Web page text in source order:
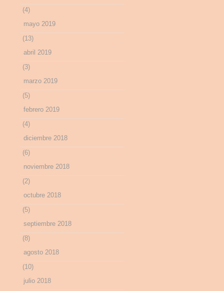
(4)
mayo 2019
(13)
abril 2019
(3)
marzo 2019
(5)
febrero 2019
(4)
diciembre 2018
(6)
noviembre 2018
(2)
octubre 2018
(5)
septiembre 2018
(8)
agosto 2018
(10)
julio 2018